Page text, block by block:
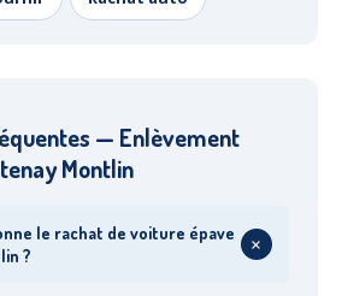
— Enlèvement
Montlin
le rachat de voiture épave
?
+